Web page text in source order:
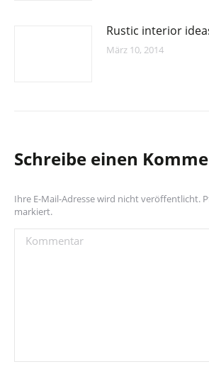
Rustic interior
März 10, 2014
Schreibe einen
Ihre E-Mail-Adresse wird nicht veröffentlicht.
markiert.
Kommentar